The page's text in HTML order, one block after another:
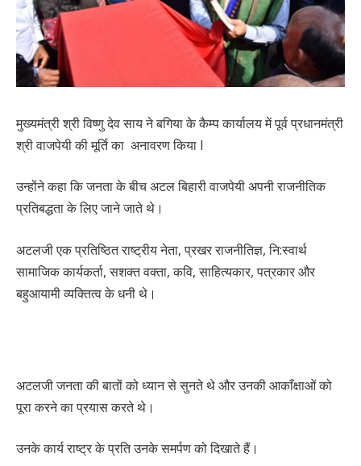
मुख्यमंत्री श्री विष्णु देव साय ने बगिया के कैम्प कार्यालय में पूर्व प्रधानमंत्री
श्री वाजपेयी की मूर्ति का अनावरण किया l
उन्होंने कहा कि जनता के बीच अटल बिहारी वाजपेयी अपनी राजनीतिक
प्रतिबद्धता के लिए जाने जाते थे।
अटलजी एक प्रतिष्ठित राष्ट्रीय नेता, प्रखर राजनीतिज्ञ, नि:स्वार्थ
सामाजिक कार्यकर्ता, सशक्त वक्ता, कवि, साहित्यकार, पत्रकार और
बहुआयामी व्यक्तित्व के धनी थे।
अटलजी जनता की बातों को ध्यान से सुनते थे और उनकी आकाँक्षाओं को
पूरा करने का प्रयास करते थे।
उनके कार्य राष्ट्र के प्रति उनके समर्पण को दिखाते हैं।